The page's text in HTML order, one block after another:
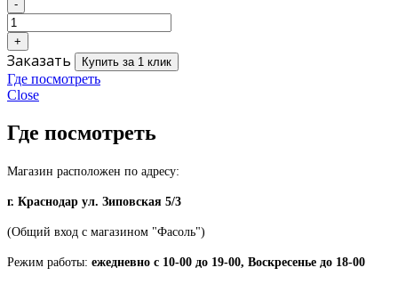
Заказать Купить за 1 клик
Где посмотреть
Close
Где посмотреть
Магазин расположен по адресу:
г. Краснодар ул. Зиповская 5/3
(Общий вход с магазином "Фасоль")
Режим работы: ежедневно с 10-00 до 19-00, Воскресенье до 18-00